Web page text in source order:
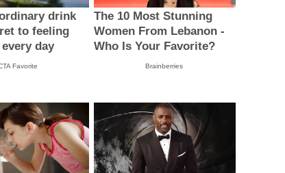
drink
to feeling
day
Favorite
The 10 Most Stunning
Women From Lebanon -
Who Is Your Favorite?
Brainberries